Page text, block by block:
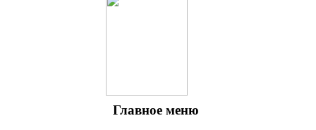
Главное меню